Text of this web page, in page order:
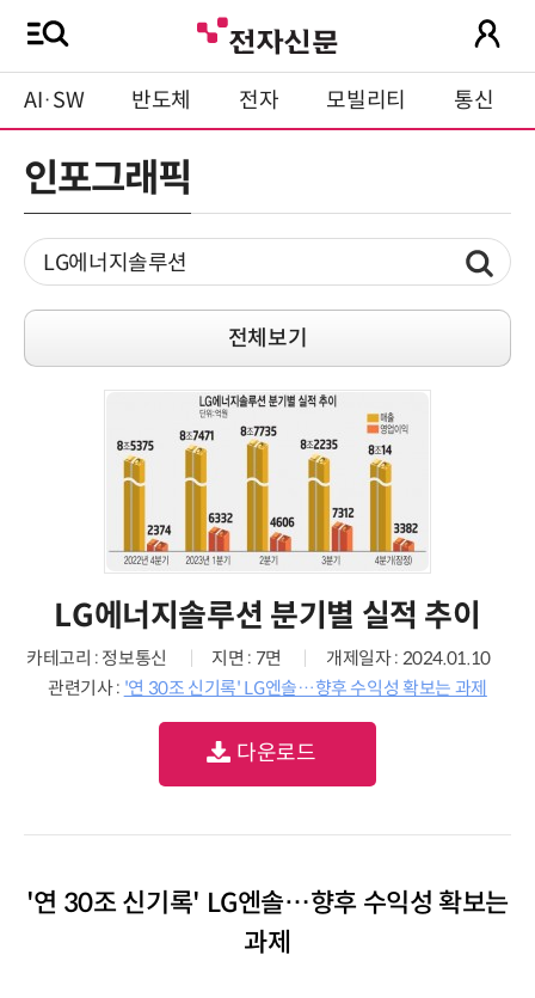
AI·SW 반도체 전자 모빌리티 통신
인포그래픽
전체보기
LG에너지솔루션 분기별 실적 추이
카테고리 : 정보통신 지면 : 7면
개제일자 : 2024.01.10
관련기사 : '연 30조 신기록' LG엔솔…향후 수익성 확보는 과제
다운로드
'연 30조 신기록' LG엔솔…향후 수익성 확보는
과제